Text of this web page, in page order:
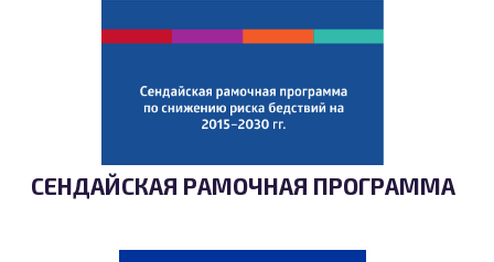
СЕНДАЙСКАЯ РАМОЧНАЯ ПРОГРАММА